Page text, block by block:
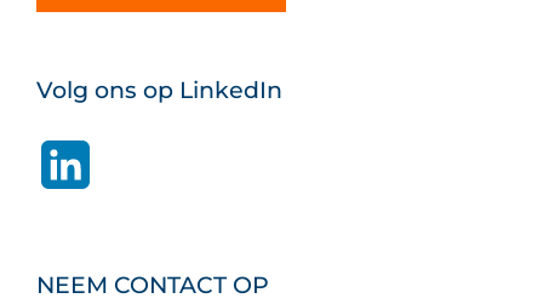
Volg ons op LinkedIn
NEEM CONTACT OP